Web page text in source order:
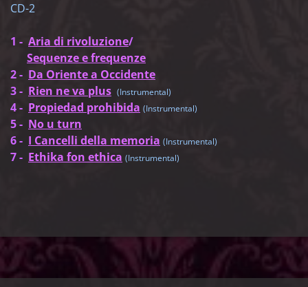
CD-2
1 - Aria di rivoluzione/
Sequenze e frequenze
2 - Da Oriente a Occidente
3 - Rien ne va plus (Instrumental)
4 - Propiedad prohibida (Instrumental)
5 - No u turn
6 - I Cancelli della memoria (Instrumental)
7 - Ethika fon ethica (Instrumental)